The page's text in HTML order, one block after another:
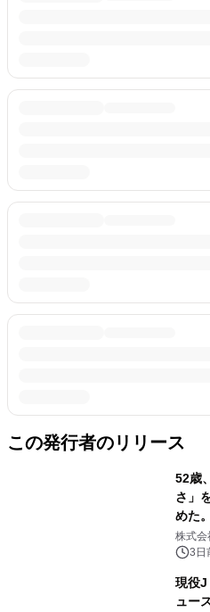
この発行者のリリース
52歳
さ」
めた。
株式会
3日
現役J
ュー